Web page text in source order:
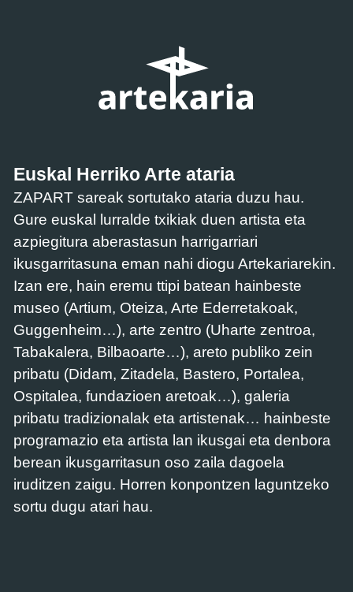
Euskal Herriko Arte ataria
ZAPART sareak sortutako ataria duzu hau.
Gure euskal lurralde txikiak duen artista eta
azpiegitura aberastasun harrigarriari
ikusgarritasuna eman nahi diogu Artekariarekin.
Izan ere, hain eremu ttipi batean hainbeste
museo (Artium, Oteiza, Arte Ederretakoak,
Guggenheim…), arte zentro (Uharte zentroa,
Tabakalera, Bilbaoarte…), areto publiko zein
pribatu (Didam, Zitadela, Bastero, Portalea,
Ospitalea, fundazioen aretoak…), galeria
pribatu tradizionalak eta artistenak… hainbeste
programazio eta artista lan ikusgai eta denbora
berean ikusgarritasun oso zaila dagoela
iruditzen zaigu. Horren konpontzen laguntzeko
sortu dugu atari hau.